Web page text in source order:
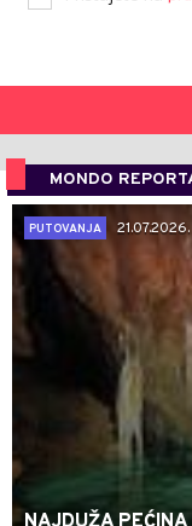
MONDO
PUTOVANJA
21.07.2026.